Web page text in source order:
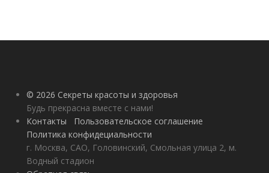
© 2026 Секреты красоты и здоровья
Будь прекрасна вместе с нами!
Контакты
Пользовательское соглашение
Политика конфидециальности
г. Москва, САО, Головинский, Смольная улица 2, м.
Водный стадион